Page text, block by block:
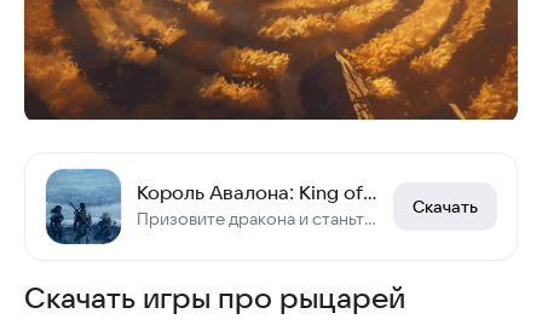
Король Авалона: King of Avalon
Призовите дракона и станьте правителем стужи и пламени в Авалоне!
Скачать
Скачать игры про рыцарей